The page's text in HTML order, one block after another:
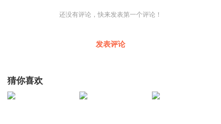
还没有评论，快来发表第一个评论！
发表评论
猜你喜欢